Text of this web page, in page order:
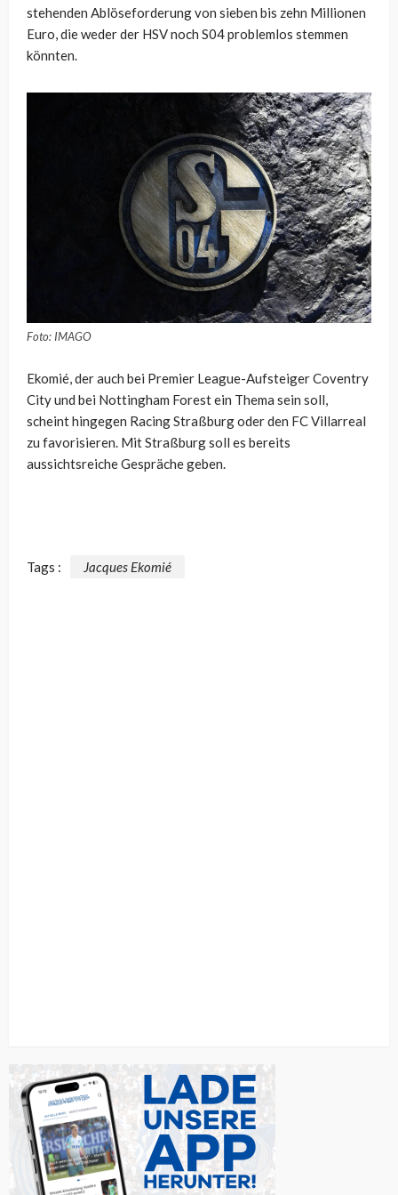
stehenden Ablöseforderung von sieben bis zehn Millionen
Euro, die weder der HSV noch S04 problemlos stemmen
könnten.
Foto: IMAGO
Ekomié, der auch bei Premier League-Aufsteiger Coventry
City und bei Nottingham Forest ein Thema sein soll,
scheint hingegen Racing Straßburg oder den FC Villarreal
zu favorisieren. Mit Straßburg soll es bereits
aussichtsreiche Gespräche geben.
Tags : Jacques Ekomié